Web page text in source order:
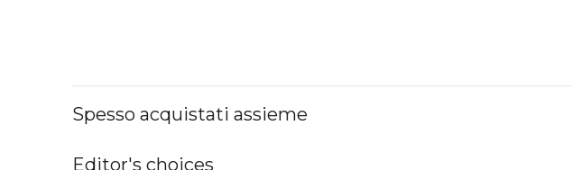
Spesso acquistati assieme
Editor's choices